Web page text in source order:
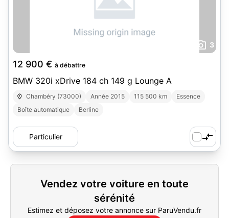
3
12 900 € à débattre
BMW 320i xDrive 184 ch 149 g Lounge A
Chambéry (73000) Année 2015 115 500 km
Essence
Boîte automatique
Berline
Particulier
Vendez votre voiture en toute
sérénité
Estimez et déposez votre annonce sur ParuVendu.fr